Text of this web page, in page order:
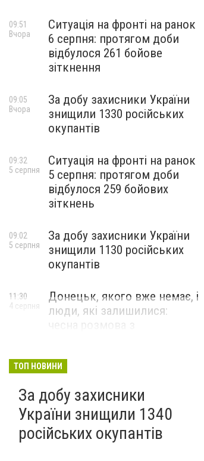
Ситуація на фронті на ранок
6 серпня: протягом доби
відбулося 261 бойове
зіткнення
09:51
Вчора
За добу захисники України
знищили 1330 російських
окупантів
09:05
Вчора
Ситуація на фронті на ранок
5 серпня: протягом доби
відбулося 259 бойових
зіткнень
09:32
5 серпня
За добу захисники України
знищили 1130 російських
окупантів
09:02
5 серпня
Донецьк, якого вже немає, і
люди, які залишилися:
11:30
4 серпня
ТОП НОВИНИ
За добу захисники
України знищили 1340
російських окупантів